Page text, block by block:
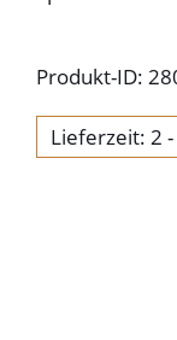
Produkt-ID:
Lieferzeit: 2 -